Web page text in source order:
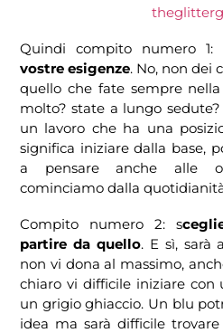
Quindi compito numero 1:
vostre esigenze. No, non dei
quello che fate sempre
molto? state a lungo
un lavoro che ha una
significa iniziare dalla base,
a pensare anche alle
cominciamo dalla
Compito numero 2: s
partire da quello. E sì, sarà
non vi dona al massimo,
chiaro vi difficile iniziare con
un grigio ghiaccio. Un blu
idea ma sarà difficile